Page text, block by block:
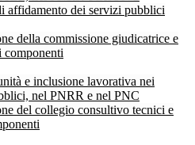
affidamento dei servizi pubblici
della commissione giudicatrice e
e inclusione lavorativa nei
nel PNRR e nel PNC
del collegio consultivo tecnici e